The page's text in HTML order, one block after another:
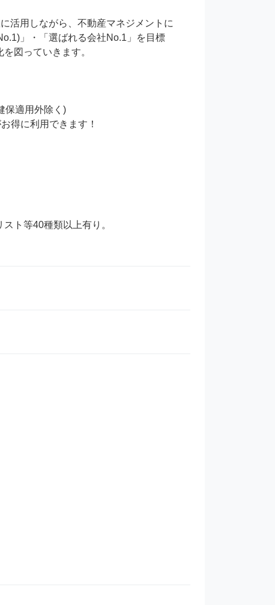
活用しながら、不動産マネジメントに
」・「選ばれる会社No.1」を目標
図っていきます。
保適用外除く)
得に利用できます！
ト等40種類以上有り。